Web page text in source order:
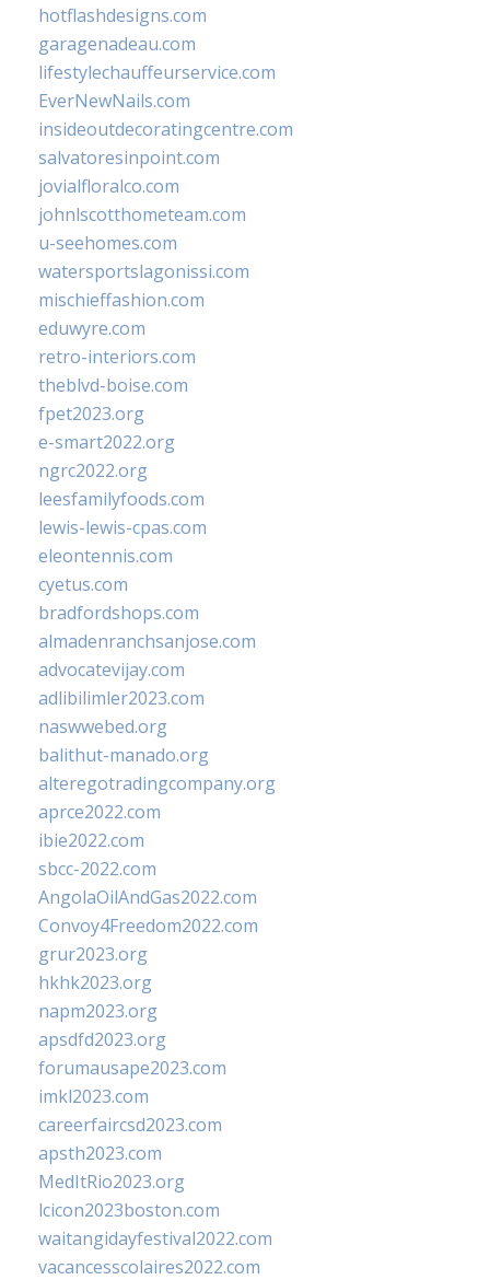
hotflashdesigns.com
garagenadeau.com
lifestylechauffeurservice.com
EverNewNails.com
insideoutdecoratingcentre.com
salvatoresinpoint.com
jovialfloralco.com
johnlscotthometeam.com
u-seehomes.com
watersportslagonissi.com
mischieffashion.com
eduwyre.com
retro-interiors.com
theblvd-boise.com
fpet2023.org
e-smart2022.org
ngrc2022.org
leesfamilyfoods.com
lewis-lewis-cpas.com
eleontennis.com
cyetus.com
bradfordshops.com
almadenranchsanjose.com
advocatevijay.com
adlibilimler2023.com
naswwebed.org
balithut-manado.org
alteregotradingcompany.org
aprce2022.com
ibie2022.com
sbcc-2022.com
AngolaOilAndGas2022.com
Convoy4Freedom2022.com
grur2023.org
hkhk2023.org
napm2023.org
apsdfd2023.org
forumausape2023.com
imkl2023.com
careerfaircsd2023.com
apsth2023.com
MedItRio2023.org
lcicon2023boston.com
waitangidayfestival2022.com
vacancesscolaires2022.com